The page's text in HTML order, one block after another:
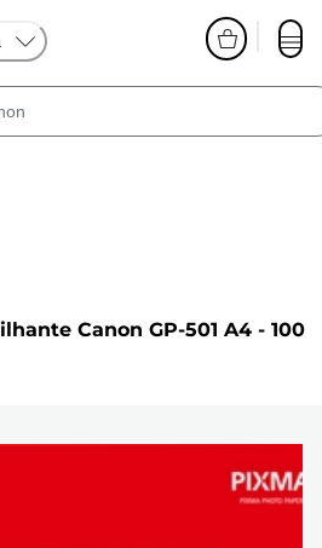
Canon GP-501 A4 - 100